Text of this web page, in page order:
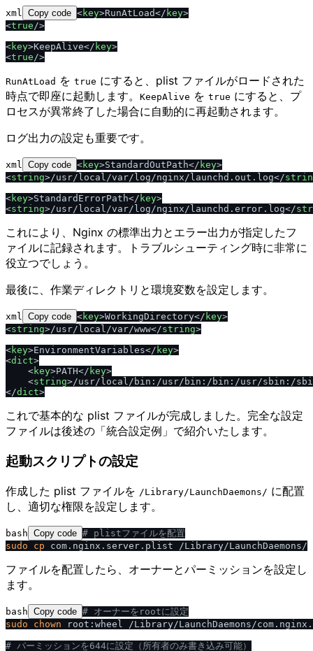
xml Copy code <key>RunAtLoad</ key>
<true/>
<key>KeepAlive</ key>
<true/>
RunAtLoad を true にすると、plist ファイルがロードされた
時点で即座に起動します。
KeepAlive を true にすると、プ
ロセスが異常終了した場合に自動的に再起動されます。
ログ出力の設定も重要です。
xml Copy code <key>StandardOutPath</ key>
<string>/usr/local/var/log/nginx/launchd.out.log</
<key>StandardErrorPath</ key>
<string>/usr/local/var/log/nginx/launchd.error.log</
これにより、Nginx の標準出力とエラー出力が指定したフ
ァイルに記録されます。トラブルシューティング時に非常に
役立つでしょう。
最後に、作業ディレクトリと環境変数を設定します。
xml Copy code <key>WorkingDirectory</ key>
<string>/usr/local/var/www</string>
<key>EnvironmentVariables</ key>
<dict>
<key>PATH</ key>
<string>/usr/local/bin:/usr/bin:/bin:/usr/sbin:/
</dict>
これで基本的な plist ファイルが完成しました。完全な設定
ファイルは後述の「統合設定例」で紹介いたします。
起動スクリプトの設定
作成した plist ファイルを ​/​Library​/​LaunchDaemons​/​ に配置
し、適切な権限を設定します。
bash Copy code # plistファイルを配置
sudo
cp
ファイルを配置したら、オーナーとパーミッションを設定し
ます。
bash Copy code # オーナーをrootに設定
sudo
chown root:wheel /Library/LaunchDaemons/
# パーミッションを644に設定（所有者のみ書き込み可能）